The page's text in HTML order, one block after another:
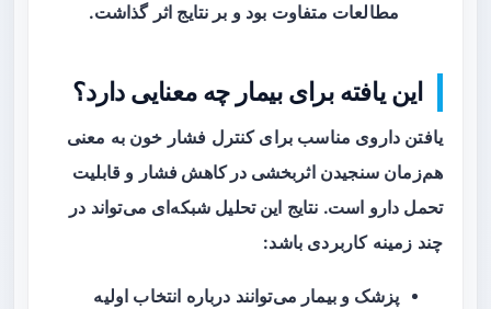
مطالعات متفاوت بود و بر نتایج اثر گذاشت.
این یافته برای بیمار چه معنایی دارد؟
یافتن داروی مناسب برای کنترل فشار خون به معنی
هم‌زمان سنجیدن اثربخشی در کاهش فشار و قابلیت
تحمل دارو است. نتایج این تحلیل شبکه‌ای می‌تواند در
چند زمینه کاربردی باشد:
پزشک و بیمار می‌توانند درباره انتخاب اولیه